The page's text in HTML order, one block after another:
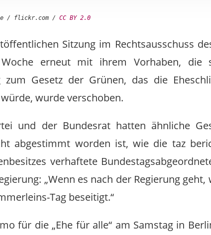
/ flickr.com / CC BY 2.0
Sitzung im Rechtsausschuss
Woche erneut mit ihrem Vorhaben, die
zum Gesetz der Grünen, das die
wurde verschoben.
und der Bundesrat hatten ähnliche
abgestimmt worden ist, wie die taz
verhaftete
„Wenn es nach der Regierung
Tag beseitigt.“
für die „Ehe für alle“ am Samstag in